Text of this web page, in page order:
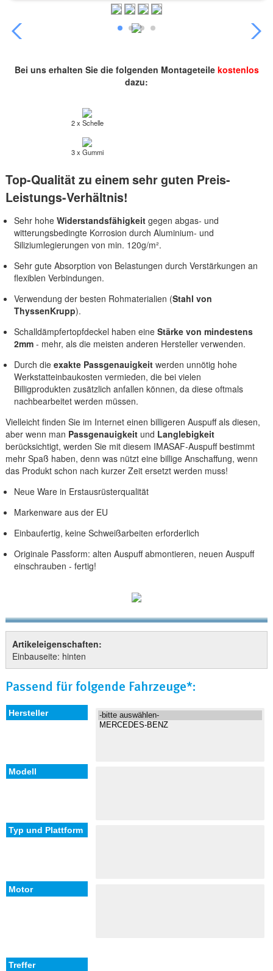
Bei uns erhalten Sie die folgenden Montageteile kostenlos
dazu:
2 x Schelle
3 x Gummi
Top-Qualität zu einem sehr guten Preis-
Leistungs-Verhältnis!
Sehr hohe Widerstandsfähigkeit gegen abgas- und
witterungsbedingte Korrosion durch Aluminium- und
Siliziumlegierungen von min. 120g/m².
Sehr gute Absorption von Belastungen durch Verstärkungen an
flexiblen Verbindungen.
Verwendung der besten Rohmaterialien (Stahl von
ThyssenKrupp).
Schalldämpfertopfdeckel haben eine Stärke von mindestens
2mm- mehr, als die meisten anderen Hersteller verwenden.
Durch dieexakte Passgenauigkeitwerden unnötig hohe
Werkstatteinbaukosten vermieden, die bei vielen
Billigprodukten zusätzlich anfallen können, da diese oftmals
nachbearbeitet werden müssen.
Vielleicht finden Sie im Internet einen billigeren Auspuff als diesen,
aber wenn man Passgenauigkeit und Langlebigkeit
berücksichtigt, werden Sie mit diesem IMASAF-Auspuff bestimmt
mehr Spaß haben, denn was nützt eine billige Anschaffung, wenn
das Produkt schon nach kurzer Zeit ersetzt werden muss!
Neue Ware in Erstausrüsterqualität
Markenware aus der EU
Einbaufertig, keine Schweißarbeiten erforderlich
Originale Passform: alten Auspuff abmontieren, neuen Auspuff
einschrauben - fertig!
Artikeleigenschaften:
Einbauseite: hinten
Passend für folgende Fahrzeuge*: